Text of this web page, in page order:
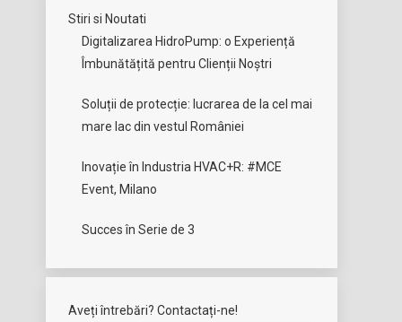
Stiri si Noutati
Digitalizarea HidroPump: o Experiență
Îmbunătățită pentru Clienții Noștri
Soluții de protecție: lucrarea de la cel mai
mare lac din vestul României
Inovație în Industria HVAC+R: #MCE
Event, Milano
Succes în Serie de 3
Aveți întrebări? Contactați-ne!